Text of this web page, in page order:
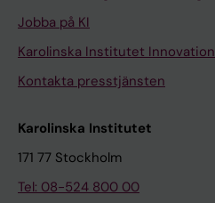
Jobba på KI
Karolinska Institutet Innovation
Kontakta presstjänsten
Karolinska Institutet
171 77 Stockholm
Tel: 08-524 800 00